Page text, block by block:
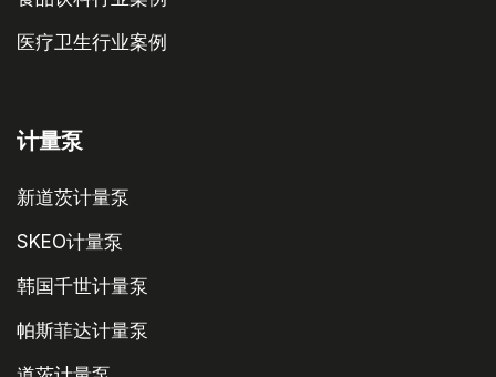
医疗卫生行业案例
计量泵
新道茨计量泵
SKEO计量泵
韩国千世计量泵
帕斯菲达计量泵